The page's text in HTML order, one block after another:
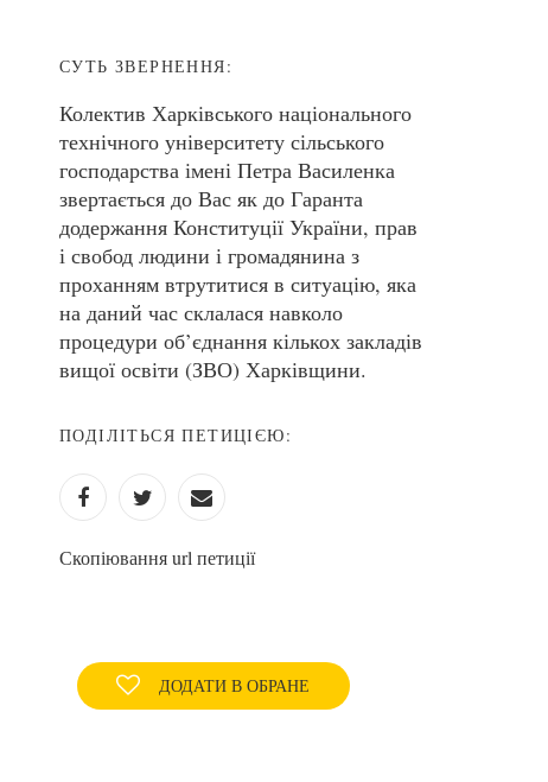
СУТЬ ЗВЕРНЕННЯ:
Колектив Харківського національного
технічного університету сільського
господарства імені Петра Василенка
звертається до Вас як до Гаранта
додержання Конституції України, прав
і свобод людини і громадянина з
проханням втрутитися в ситуацію, яка
на даний час склалася навколо
процедури об’єднання кількох закладів
вищої освіти (ЗВО) Харківщини.
ПОДІЛІТЬСЯ ПЕТИЦІЄЮ:
Скопіювання url петиції
ДОДАТИ В ОБРАНЕ